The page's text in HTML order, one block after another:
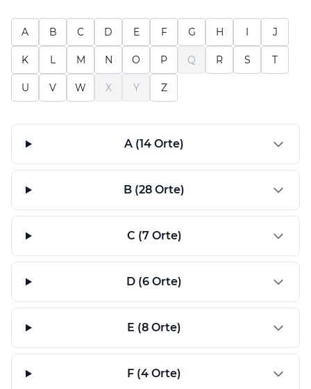
A B C D E F G H I J
K L M N O P Q R S T
U V W X Y Z
A (14 Orte)
B (28 Orte)
C (7 Orte)
D (6 Orte)
E (8 Orte)
F (4 Orte)